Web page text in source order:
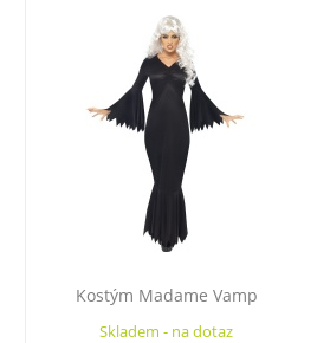
Kostým Madame Vamp
Skladem - na dotaz